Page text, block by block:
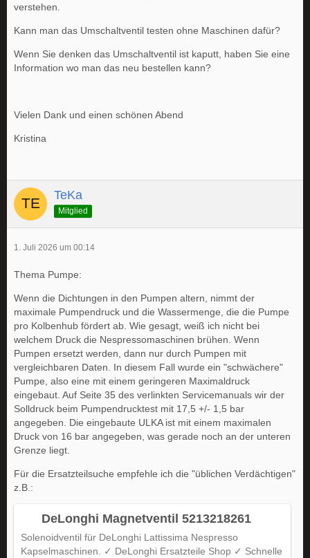
verstehen.
Kann man das Umschaltventil testen ohne Maschinen dafür?
Wenn Sie denken das Umschaltventil ist kaputt, haben Sie eine
Information wo man das neu bestellen kann?
Vielen Dank und einen schönen Abend
Kristina
TeKa
Mitglied
1. Juli 2026 um 00:14
Thema Pumpe:
Wenn die Dichtungen in den Pumpen altern, nimmt der
maximale Pumpendruck und die Wassermenge, die die Pumpe
pro Kolbenhub fördert ab. Wie gesagt, weiß ich nicht bei
welchem Druck die Nespressomaschinen brühen. Wenn
Pumpen ersetzt werden, dann nur durch Pumpen mit
vergleichbaren Daten. In diesem Fall wurde ein "schwächere"
Pumpe, also eine mit einem geringeren Maximaldruck
eingebaut. Auf Seite 35 des verlinkten Servicemanuals wir der
Solldruck beim Pumpendrucktest mit 17,5 +/- 1,5 bar
angegeben. Die eingebaute ULKA ist mit einem maximalen
Druck von 16 bar angegeben, was gerade noch an der unteren
Grenze liegt.
Für die Ersatzteilsuche empfehle ich die "üblichen Verdächtigen"
z.B.:
DeLonghi Magnetventil 5213218261
Solenoidventil für DeLonghi Lattissima Nespresso
Kapselmaschinen. ✓ DeLonghi Ersatzteile Shop ✓ Schnelle